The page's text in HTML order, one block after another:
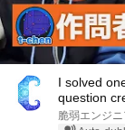
I solved
question
脆弱エンジ